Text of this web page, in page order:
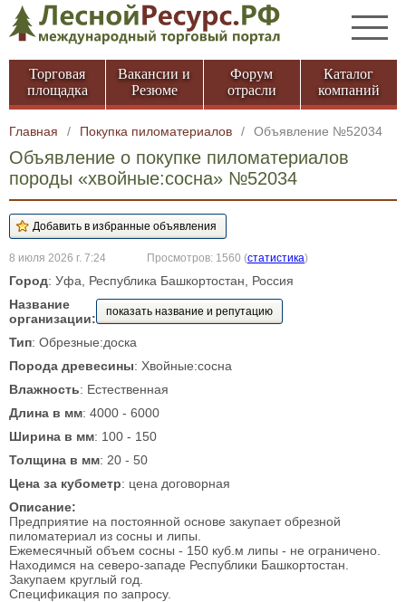
Торговая
площадка
Вакансии и
Резюме
Форум
отрасли
Каталог
компаний
Главная / Покупка пиломатериалов / Объявление №52034
Объявление о покупке пиломатериалов
породы «хвойные:сосна» №52034
8 июля 2026 г. 7:24 Просмотров: 1560 (статистика)
Город: Уфа, Республика Башкортостан, Россия
Название
организации:
показать название и репутацию
Тип: Обрезные:доска
Порода древесины: Хвойные:сосна
Влажность: Естественная
Длина в мм: 4000 - 6000
Ширина в мм: 100 - 150
Толщина в мм: 20 - 50
Цена за кубометр: цена договорная
Описание:
Предприятие на постоянной основе закупает обрезной
пиломатериал из сосны и липы.
Ежемесячный объем сосны - 150 куб.м липы - не ограничено.
Находимся на северо-западе Республики Башкортостан.
Закупаем круглый год.
Спецификация по запросу.